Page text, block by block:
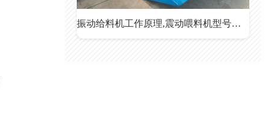
振动给料机工作原理,震动喂料机型号参数